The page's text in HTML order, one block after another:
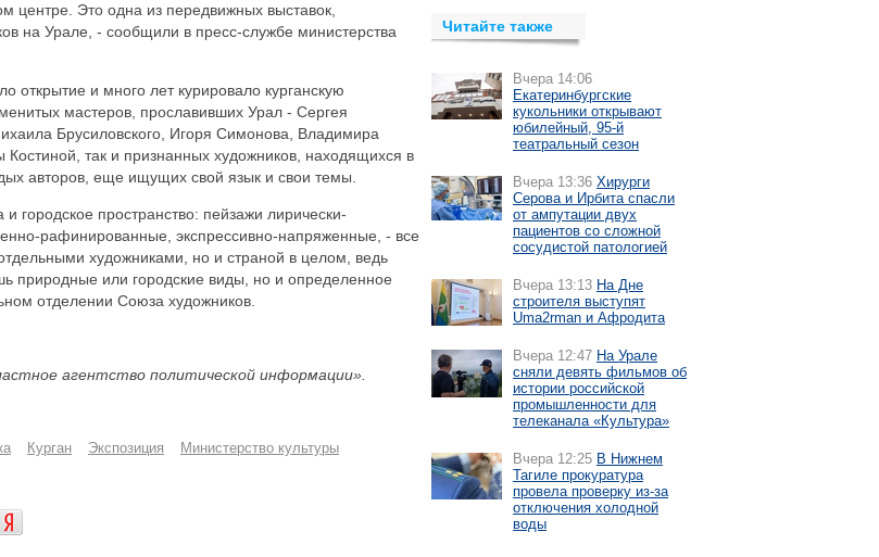
центре. Это одна из передвижных выставок,
на Урале, - сообщили в пресс-службе министерства
открытие и много лет курировало курганскую
мастеров, прославивших Урал - Сергея
Брусиловского, Игоря Симонова, Владимира
так и признанных художников, находящихся в
авторов, еще ищущих свой язык и свои темы.
городское пространство: пейзажи лирически-
рафинированные, экспрессивно-напряженные, - все
художниками, но и страной в целом, ведь
природные или городские виды, но и определенное
отделении Союза художников.
агентство политической информации».
Курган Экспозиция Министерство культуры
Читайте также
Вчера 14:06
Екатеринбургские
кукольники открывают
юбилейный, 95-й
театральный сезон
Вчера 13:36 Хирурги
Серова и Ирбита спасли
от ампутации двух
пациентов со сложной
сосудистой патологией
Вчера 13:13 На Дне
строителя выступят
Uma2rman и Афродита
Вчера 12:47 На Урале
сняли девять фильмов об
истории российской
промышленности для
телеканала «Культура»
Вчера 12:25 В Нижнем
Тагиле прокуратура
провела проверку из-за
отключения холодной
воды